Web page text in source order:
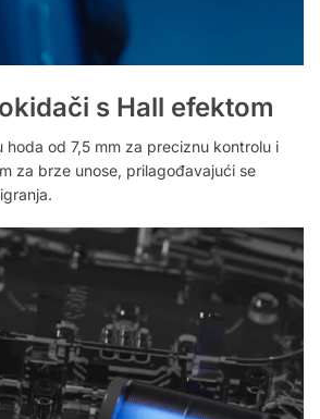
s Hall efektom
hoda od 7,5 mm za preciznu kontrolu i
za brze unose, prilagođavajući se